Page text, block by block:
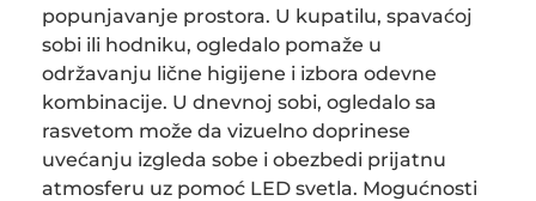
popunjavanje prostora. U kupatilu, spavaćoj
sobi ili hodniku, ogledalo pomaže u
održavanju lične higijene i izbora odevne
kombinacije. U dnevnoj sobi, ogledalo sa
rasvetom može da vizuelno doprinese
uvećanju izgleda sobe i obezbedi prijatnu
atmosferu uz pomoć LED svetla. Mogućnosti